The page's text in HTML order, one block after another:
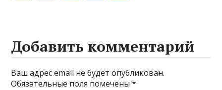
Добавить комментарий
Ваш адрес email не будет опубликован.
Обязательные поля помечены*